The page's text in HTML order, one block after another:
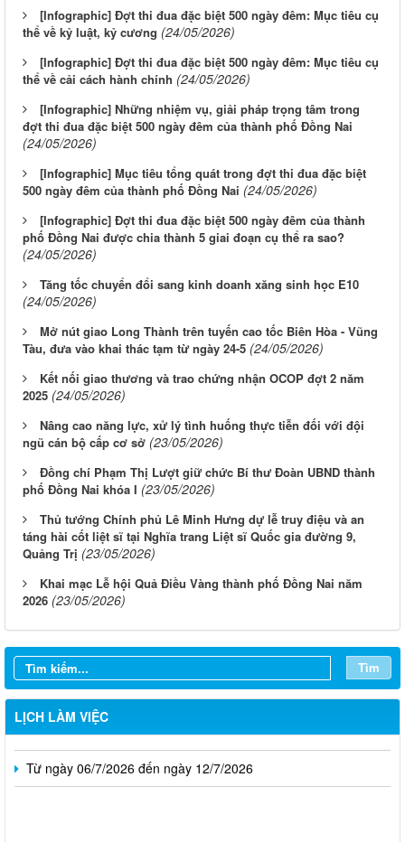
[Infographic] Đợt thi đua đặc biệt 500 ngày đêm: Mục tiêu cụ
thể về kỷ luật, kỷ cương (24/05/2026)
[Infographic] Đợt thi đua đặc biệt 500 ngày đêm: Mục tiêu cụ
thể về cải cách hành chính (24/05/2026)
[Infographic] Những nhiệm vụ, giải pháp trọng tâm trong
đợt thi đua đặc biệt 500 ngày đêm của thành phố Đồng Nai
(24/05/2026)
[Infographic] Mục tiêu tổng quát trong đợt thi đua đặc biệt
500 ngày đêm của thành phố Đồng Nai (24/05/2026)
[Infographic] Đợt thi đua đặc biệt 500 ngày đêm của thành
phố Đồng Nai được chia thành 5 giai đoạn cụ thể ra sao?
(24/05/2026)
Tăng tốc chuyển đổi sang kinh doanh xăng sinh học E10
(24/05/2026)
Mở nút giao Long Thành trên tuyến cao tốc Biên Hòa - Vũng
Tàu, đưa vào khai thác tạm từ ngày 24-5 (24/05/2026)
Kết nối giao thương và trao chứng nhận OCOP đợt 2 năm
2025 (24/05/2026)
Nâng cao năng lực, xử lý tình huống thực tiễn đối với đội
ngũ cán bộ cấp cơ sở (23/05/2026)
Đồng chí Phạm Thị Lượt giữ chức Bí thư Đoàn UBND thành
phố Đồng Nai khóa I (23/05/2026)
Thủ tướng Chính phủ Lê Minh Hưng dự lễ truy điệu và an
táng hài cốt liệt sĩ tại Nghĩa trang Liệt sĩ Quốc gia đường 9,
Quảng Trị (23/05/2026)
Khai mạc Lễ hội Quả Điều Vàng thành phố Đồng Nai năm
2026 (23/05/2026)
Tìm
LỊCH LÀM VIỆC
Từ ngày 03/8/2026 đến ngày 09/8/2026
Từ ngày 20/7/2026 đến ngày 26/7/2026
Từ ngày 13/7/2026 đến ngày 18/7/2026
Từ ngày 06/7/2026 đến ngày 12/7/2026